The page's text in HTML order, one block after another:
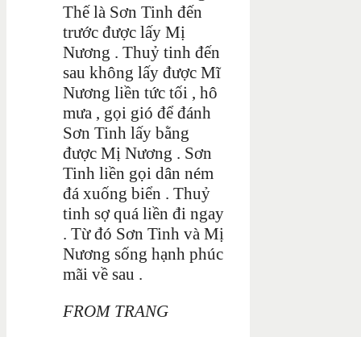
Thế là Sơn Tinh đến
trước được lấy Mị
Nương . Thuỷ tinh đến
sau không lấy được Mĩ
Nương liền tức tối , hô
mưa , gọi gió để đánh
Sơn Tinh lấy bằng
được Mị Nương . Sơn
Tinh liền gọi dân ném
đá xuống biển . Thuỷ
tinh sợ quá liền đi ngay
. Từ đó Sơn Tinh và Mị
Nương sống hạnh phúc
mãi về sau .
FROM TRANG